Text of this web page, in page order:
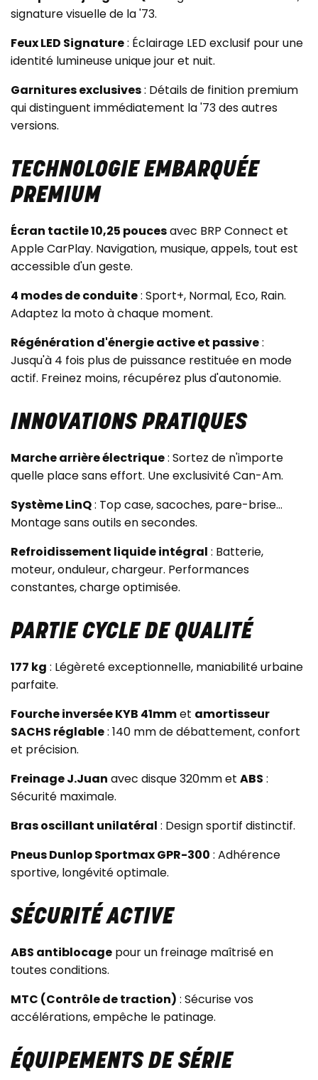
signature visuelle de la '73.
Feux LED Signature: Éclairage LED exclusif pour une
identité lumineuse unique jour et nuit.
Garnitures exclusives: Détails de finition premium
qui distinguent immédiatement la '73 des autres
versions.
TECHNOLOGIE EMBARQUÉE
PREMIUM
Écran tactile 10,25 poucesavec BRP Connect et
Apple CarPlay. Navigation, musique, appels, tout est
accessible d'un geste.
4 modes de conduite: Sport+, Normal, Eco, Rain.
Adaptez la moto à chaque moment.
Régénération d'énergie active et passive:
Jusqu'à 4 fois plus de puissance restituée en mode
actif. Freinez moins, récupérez plus d'autonomie.
INNOVATIONS PRATIQUES
Marche arrière électrique: Sortez de n'importe
quelle place sans effort. Une exclusivité Can-Am.
Système LinQ: Top case, sacoches, pare-brise...
Montage sans outils en secondes.
Refroidissement liquide intégral : Batterie,
moteur, onduleur, chargeur. Performances
constantes, charge optimisée.
PARTIE CYCLE DE QUALITÉ
177 kg : Légèreté exceptionnelle, maniabilité urbaine
parfaite.
Fourche inversée KYB 41mmet amortisseur
SACHS réglable: 140 mm de débattement, confort
et précision.
Freinage J.Juan avec disque 320mm et ABS :
Sécurité maximale.
Bras oscillant unilatéral : Design sportif distinctif.
Pneus Dunlop Sportmax GPR-300 : Adhérence
sportive, longévité optimale.
SÉCURITÉ ACTIVE
ABS antiblocage pour un freinage maîtrisé en
toutes conditions.
MTC (Contrôle de traction) : Sécurise vos
accélérations, empêche le patinage.
ÉQUIPEMENTS DE SÉRIE